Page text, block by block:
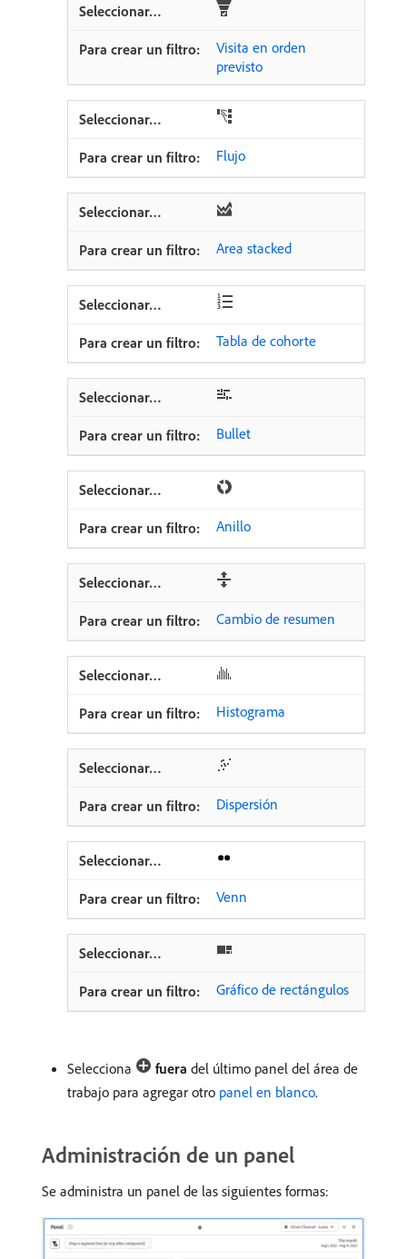
Visita en orden
previsto
Flujo
Area stacked
Tabla de cohorte
Bullet
Anillo
Cambio de resumen
Histograma
Dispersión
Venn
Gráfico de rectángulos
Selecciona fuera del último panel del área de
trabajo para agregar otro panel en blanco.
Administración de un panel
Se administra un panel de las siguientes formas: